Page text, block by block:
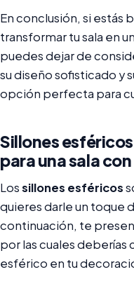
En conclusión, si estás
transformar tu sala en
puedes dejar de
su diseño sofisticado y
opción perfecta para
Sillones
para una sala
Lossillones esféricos
quieres darle un toque
continuación, te
por las cuales deberías
esférico en tu